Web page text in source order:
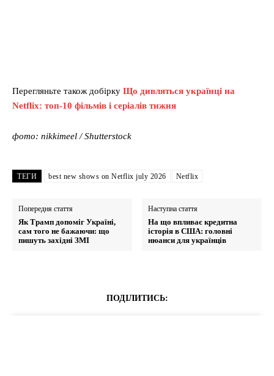
Перегляньте також добірку Що дивляться українці на
Netflix: топ-10 фільмів і серіалів тижня
фото: nikkimeel / Shutterstock
ТЕГИ best new shows on Netflix july 2026 Netflix
Попередня стаття
Як Трамп допоміг Україні,
сам того не бажаючи: що
пишуть західні ЗМІ
Наступна стаття
На що впливає кредитна
історія в США: головні
нюанси для українців
ПОДІЛИТИСЬ: